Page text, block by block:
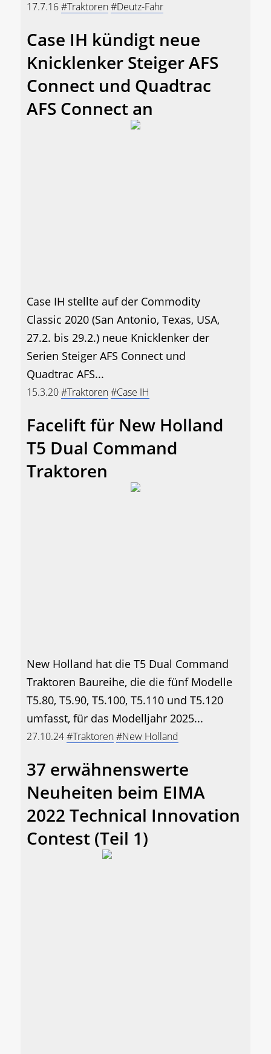
17.7.16#Traktoren#Deutz-Fahr
Case IH kündigt neue
Knicklenker Steiger AFS
Connect und Quadtrac
AFS Connect an
Case IH stellte auf der Commodity
Classic 2020 (San Antonio, Texas, USA,
27.2. bis 29.2.) neue Knicklenker der
Serien Steiger AFS Connect und
Quadtrac AFS...
15.3.20#Traktoren#Case IH
Facelift für New Holland
T5 Dual Command
Traktoren
New Holland hat die T5 Dual Command
Traktoren Baureihe, die die fünf Modelle
T5.80, T5.90, T5.100, T5.110 und T5.120
umfasst, für das Modelljahr 2025...
27.10.24#Traktoren#New Holland
37 erwähnenswerte
Neuheiten beim EIMA
2022 Technical Innovation
Contest (Teil 1)